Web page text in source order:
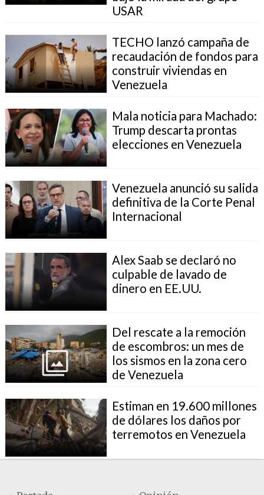
USAR
TECHO lanzó campaña de
recaudación de fondos para
construir viviendas en
Venezuela
Mala noticia para Machado:
Trump descarta prontas
elecciones en Venezuela
Venezuela anunció su salida
definitiva de la Corte Penal
Internacional
Alex Saab se declaró no
culpable de lavado de
dinero en EE.UU.
Del rescate a la remoción
de escombros: un mes de
los sismos en la zona cero
de Venezuela
Estiman en 19.600 millones
de dólares los daños por
terremotos en Venezuela